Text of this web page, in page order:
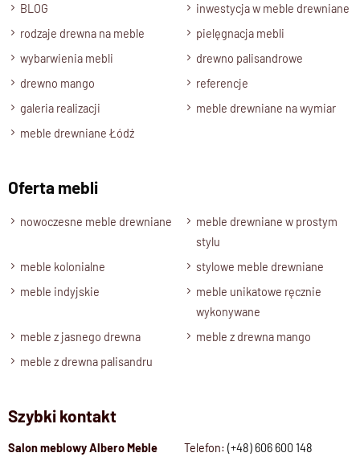
Styl klasyczny
w tym wydaniu nie jest ciężki ani staroświecki.
precyzję z nowoczesnym podejściem do formy.
Dzięki temu doskonale odnajdzie się zarówno w eleganckiej
jadalni, jak i w przytulnym stylowym salonie.
Widoczne usłojenie, ciepły odcień i szlachetna faktura
Lite drewnogwarantuje stabilność i trwałość, a naturalne
wykończenie podkreśla jego autentyczność.
To mebel, który wprowadza do wnętrza spokój, harmonię i
ponadczasowe piękno.
Szerokość
Wysokość
110 cm
BLOG
inwestycja w meble drewniane
rodzaje drewna na meble
pielęgnacja mebli
wybarwienia mebli
drewno palisandrowe
drewno mango
referencje
galeria realizacji
meble drewniane na wymiar
meble drewniane Łódź
Oferta mebli
nowoczesne meble drewniane
meble drewniane w prostym
stylu
meble kolonialne
stylowe meble drewniane
meble indyjskie
meble unikatowe ręcznie
wykonywane
meble z jasnego drewna
meble z drewna mango
meble z drewna palisandru
Szybki kontakt
Salon meblowy Albero Meble Telefon: (+48) 606 600 148